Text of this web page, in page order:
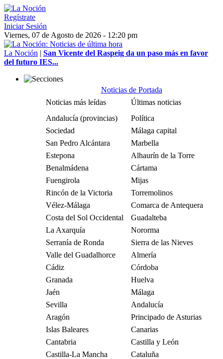
Regístrate
Iniciar Sesión
Viernes, 07 de Agosto de 2026 - 12:20 pm
La Noción | San Vicente del Raspeig da un paso más en favor
del futuro IES...
Noticias de Portada
Noticias más leídas
Últimas noticias
Andalucía (provincias)
Política
Sociedad
Málaga capital
San Pedro Alcántara
Marbella
Estepona
Alhaurín de la Torre
Benalmádena
Cártama
Fuengirola
Mijas
Rincón de la Victoria
Torremolinos
Vélez-Málaga
Comarca de Antequera
Costa del Sol Occidental
Guadalteba
La Axarquía
Nororma
Serranía de Ronda
Sierra de las Nieves
Valle del Guadalhorce
Almería
Cádiz
Córdoba
Granada
Huelva
Jaén
Málaga
Sevilla
Andalucía
Aragón
Principado de Asturias
Islas Baleares
Canarias
Cantabria
Castilla y León
Castilla-La Mancha
Cataluña